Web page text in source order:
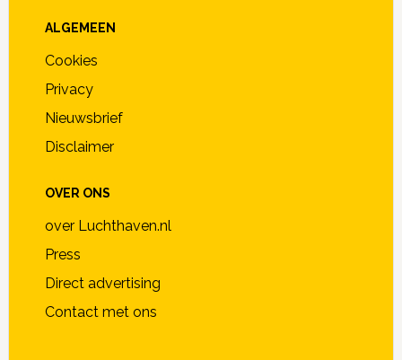
ALGEMEEN
Cookies
Privacy
Nieuwsbrief
Disclaimer
OVER ONS
over Luchthaven.nl
Press
Direct advertising
Contact met ons